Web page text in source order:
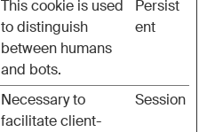
This cookie is used
to distinguish
between humans
and bots.
Persist
ent
Necessary to
facilitate client-
Session